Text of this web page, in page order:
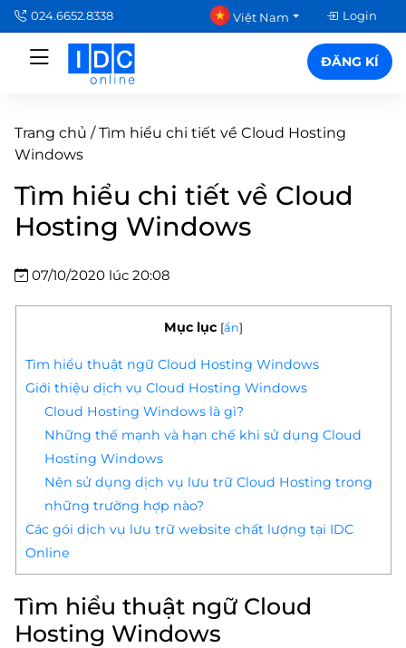
024.6652.8338 Việt Nam Login
ĐĂNG KÍ
Trang chủ /Tìm hiểu chi tiết về Cloud Hosting
Windows
Tìm hiểu chi tiết về Cloud
Hosting Windows
07/10/2020 lúc 20:08
Mục lục [ẩn]
Tìm hiểu thuật ngữ Cloud Hosting Windows
Giới thiệu dịch vụ Cloud Hosting Windows
Cloud Hosting Windows là gì?
Những thế mạnh và hạn chế khi sử dụng Cloud
Hosting Windows
Nên sử dụng dịch vụ lưu trữ Cloud Hosting trong
những trường hợp nào?
Các gói dịch vụ lưu trữ website chất lượng tại IDC
Online
Tìm hiểu thuật ngữ Cloud
Hosting Windows